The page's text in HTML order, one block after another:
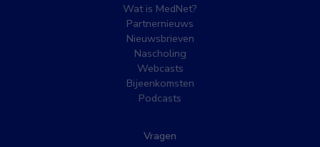
Wat is MedNet?
Partnernieuws
Nieuwsbrieven
Nascholing
Webcasts
Bijeenkomsten
Podcasts
Vragen